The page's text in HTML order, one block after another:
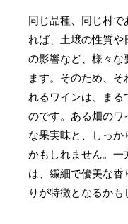
同じ品種、同じ村で
れば、土壌の性質や
の影響など、様々な
ます。そのため、そ
れるワインは、まる
のです。ある畑のワ
な果実味と、しっか
かもしれません。一
は、繊細で優美な香
りが特徴となるかも